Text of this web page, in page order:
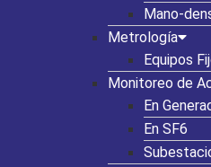
Mano-
Metrología
Equipos
Monitoreo de
En
En SF6